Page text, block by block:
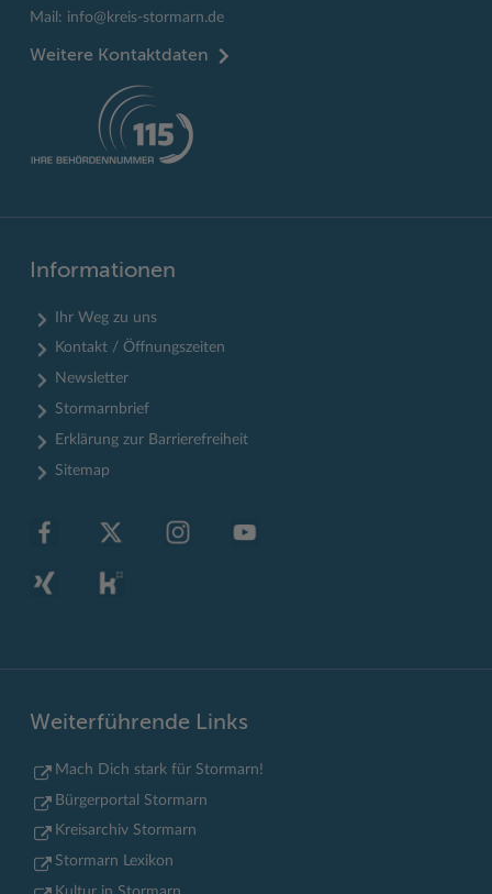
Mail: info@kreis-stormarn.de
Weitere Kontaktdaten
Informationen
Ihr Weg zu uns
Kontakt / Öffnungszeiten
Newsletter
Stormarnbrief
Erklärung zur Barrierefreiheit
Sitemap
Weiterführende Links
Mach Dich stark für Stormarn!
Bürgerportal Stormarn
Kreisarchiv Stormarn
Stormarn Lexikon